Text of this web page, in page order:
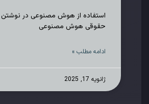
استفاده از هوش مصنوعی در نوشتن
حقوقی هوش مصنوعی
ادامه مطلب »
ژانویه 17, 2025